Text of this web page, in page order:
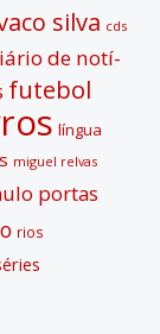
silva cds
de notí­
futebol
lí­ngua
miguel relvas
portas
rios